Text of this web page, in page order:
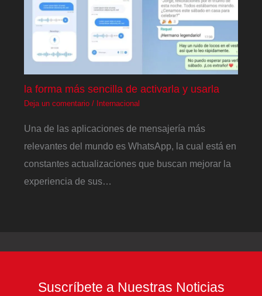
la forma más sencilla de activarla y usarla
Deja un comentario / Internacional
Una de las aplicaciones de mensajería más
relevantes del mundo es WhatsApp, la cual está en
constantes actualizaciones que buscan mejorar la
experiencia de sus…
Suscríbete a Nuestras Noticias